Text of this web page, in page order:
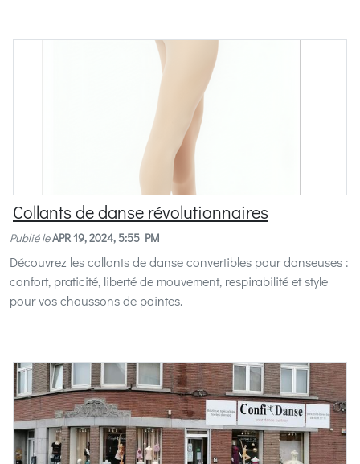
Collants de danse révolutionnaires
Publié leAPR 19, 2024, 5:55 PM
Découvrez les collants de danse convertibles pour danseuses :
confort, praticité, liberté de mouvement, respirabilité et style
pour vos chaussons de pointes.